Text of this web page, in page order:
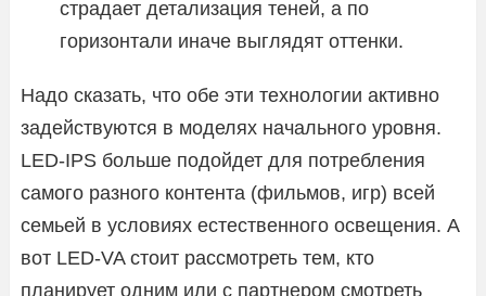
страдает детализация теней, а по
горизонтали иначе выглядят оттенки.
Надо сказать, что обе эти технологии активно
задействуются в моделях начального уровня.
LED-IPS больше подойдет для потребления
самого разного контента (фильмов, игр) всей
семьей в условиях естественного освещения. А
вот LED‑VA стоит рассмотреть тем, кто
планирует одним или с партнером смотреть